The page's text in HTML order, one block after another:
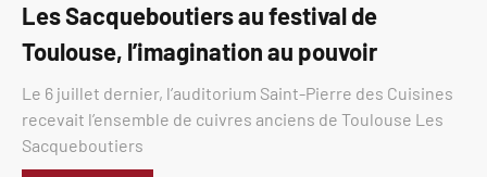
Les Sacqueboutiers au festival de
Toulouse, l’imagination au pouvoir
Le 6 juillet dernier, l’auditorium Saint-Pierre des Cuisines
recevait l’ensemble de cuivres anciens de Toulouse Les
Sacqueboutiers